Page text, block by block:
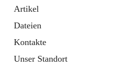
Artikel
Dateien
Kontakte
Unser Standort